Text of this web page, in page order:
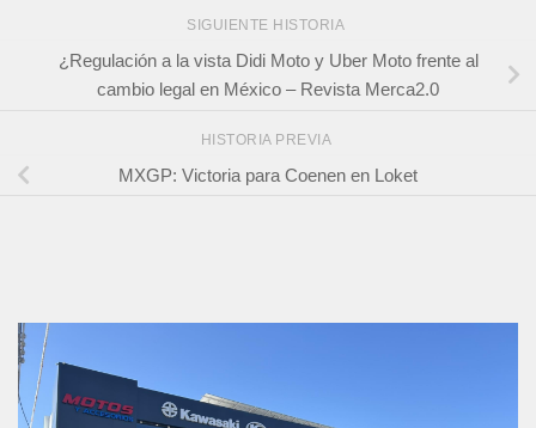
SIGUIENTE HISTORIA
¿Regulación a la vista Didi Moto y Uber Moto frente al
cambio legal en México – Revista Merca2.0
HISTORIA PREVIA
MXGP: Victoria para Coenen en Loket